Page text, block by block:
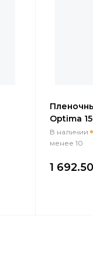
Optima
м/225 Вт
В наличии
менее 10
1